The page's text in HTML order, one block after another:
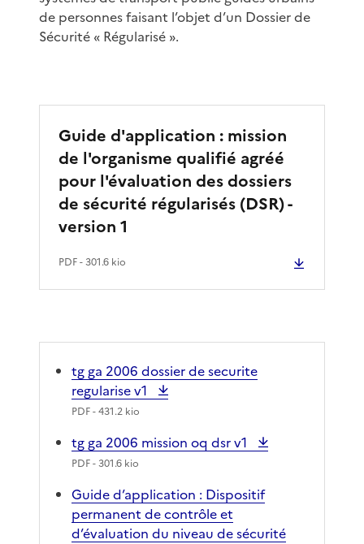
de personnes faisant l’objet d’un Dossier de
Sécurité « Régularisé ».
Guide d'application : mission
de l'organisme qualifié agréé
pour l'évaluation des dossiers
de sécurité régularisés (DSR) -
version 1
PDF- 301.6 kio
tg ga 2006 dossier de securite
regularise v1
PDF- 431.2 kio
tg ga 2006 mission oq dsr v1
PDF- 301.6 kio
Guide d’application : Dispositif
permanent de contrôle et
d’évaluation du niveau de sécurité